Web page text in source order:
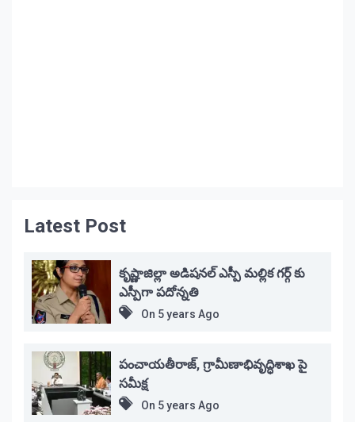
Latest Post
కృష్ణాజిల్లా అడిషనల్ ఎస్పీ మల్లిక గర్గ్ కు
ఎస్పీగా పదోన్నతి
On 5 years Ago
పంచాయతీరాజ్, గ్రామీణాభివృద్ధిశాఖ పై
సమీక్ష
On 5 years Ago